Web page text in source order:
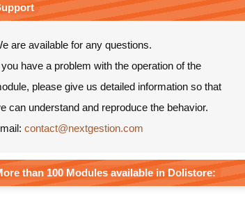
are available for any questions.
have a problem with the operation of the
please give us detailed information so that
can understand and reproduce the behavior.
contact@nextgestion.com
than 100 Modules available in Dolistore: